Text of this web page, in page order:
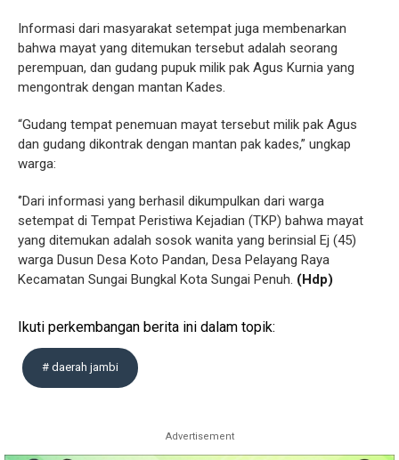
Informasi dari masyarakat setempat juga membenarkan
bahwa mayat yang ditemukan tersebut adalah seorang
perempuan, dan gudang pupuk milik pak Agus Kurnia yang
mengontrak dengan mantan Kades.
“Gudang tempat penemuan mayat tersebut milik pak Agus
dan gudang dikontrak dengan mantan pak kades,” ungkap
warga:
‘’Dari informasi yang berhasil dikumpulkan dari warga
setempat di Tempat Peristiwa Kejadian (TKP) bahwa mayat
yang ditemukan adalah sosok wanita yang berinsial Ej (45)
warga Dusun Desa Koto Pandan, Desa Pelayang Raya
Kecamatan Sungai Bungkal Kota Sungai Penuh. (Hdp)
Ikuti perkembangan berita ini dalam topik:
# daerah jambi
Advertisement